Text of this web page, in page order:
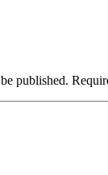
published.